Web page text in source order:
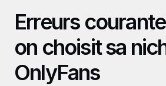
Erreurs
on choisit sa
OnlyFans